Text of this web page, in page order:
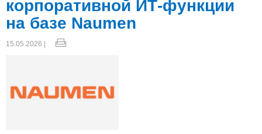
корпоративной ИТ-функции
на базе Naumen
15.05.2026 |